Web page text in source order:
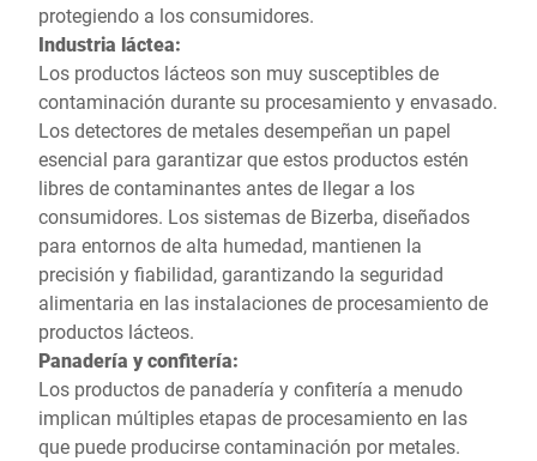
protegiendo a los consumidores.
Industria láctea:
Los productos lácteos son muy susceptibles de
contaminación durante su procesamiento y envasado.
Los detectores de metales desempeñan un papel
esencial para garantizar que estos productos estén
libres de contaminantes antes de llegar a los
consumidores. Los sistemas de Bizerba, diseñados
para entornos de alta humedad, mantienen la
precisión y fiabilidad, garantizando la seguridad
alimentaria en las instalaciones de procesamiento de
productos lácteos.
Panadería y confitería:
Los productos de panadería y confitería a menudo
implican múltiples etapas de procesamiento en las
que puede producirse contaminación por metales.